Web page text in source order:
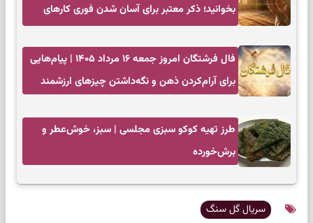
بخوانید؛ ذکر معتبر برای آسان شدن فوری کارهای
فال فرشتگان امروز جمعه ۱۶ مرداد ۱۴۰۵ | پیام‌هایی
برای آرام‌کردن ذهن و نگه‌داشتن چیزهای ارزشمند
طرز تهیه کوکو سبزی مجلسی | سبز، خوش‌عطر و
برش‌خورده
سریال گل سنگ